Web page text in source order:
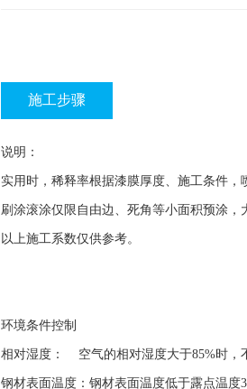
施工步骤
说明：
实用时，稀释率根据漆膜厚度、施工条件，
刷涂滚涂仅限自由边、死角等小面积预涂，
以上施工系数仅供参考。
环境条件控制
相对湿度： 空气的相对湿度大于85%时，
钢材表面温度：钢材表面温度低于露点温度